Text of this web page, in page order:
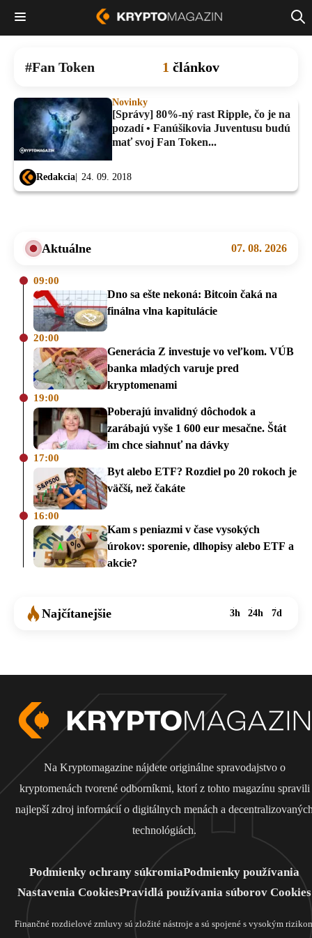
Fan Token 1 článkov
Novinky
[Správy] 80%-ný rast Ripple, čo je na
pozadí • Fanúšikovia Juventusu budú
mať svoj Fan Token...
Redakcia 24. 09. 2018
Aktuálne 07. 08. 2026
09:00
Dno sa ešte nekoná: Bitcoin čaká na
finálna vlna kapitulácie
20:00
Generácia Z investuje vo veľkom. VÚB
banka mladých varuje pred
kryptomenami
19:00
Poberajú invalidný dôchodok a
zarábajú vyše 1 600 eur mesačne. Štát
im chce siahnuť na dávky
17:00
Byt alebo ETF? Rozdiel po 20 rokoch je
väčší, než čakáte
16:00
Kam s peniazmi v čase vysokých
úrokov: sporenie, dlhopisy alebo ETF a
akcie?
Najčítanejšie 3h 24h 7d
Na Kryptomagazine nájdete originálne spravodajstvo o
kryptomenách tvorené odborníkmi, ktorí z tohto magazínu spravili
najlepší zdroj informácií o digitálnych menách a
technológiách.
Podmienky ochrany súkromiaPodmienky používania
Nastavenia CookiesPravidlá používania súborov Cookies
Finančné rozdielové zmluvy sú zložité nástroje a sú spojené s vysokým